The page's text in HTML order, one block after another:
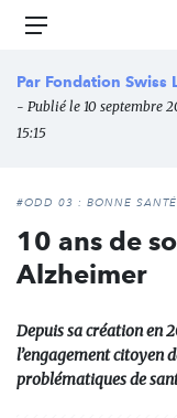
Aller
principal
Menu
Par Fondation Swiss
- Publié le 10 septembre
15:15
#ODD 03 : BONNE SANTÉ
10 ans de
Alzheimer
Depuis sa création en
l’engagement citoyen
problématiques de